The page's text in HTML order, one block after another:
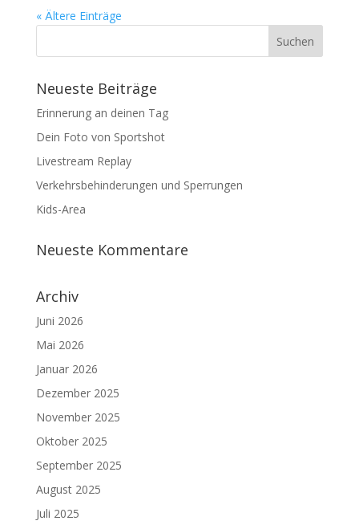
« Ältere Einträge
Neueste Beiträge
Erinnerung an deinen Tag
Dein Foto von Sportshot
Livestream Replay
Verkehrsbehinderungen und Sperrungen
Kids-Area
Neueste Kommentare
Archiv
Juni 2026
Mai 2026
Januar 2026
Dezember 2025
November 2025
Oktober 2025
September 2025
August 2025
Juli 2025